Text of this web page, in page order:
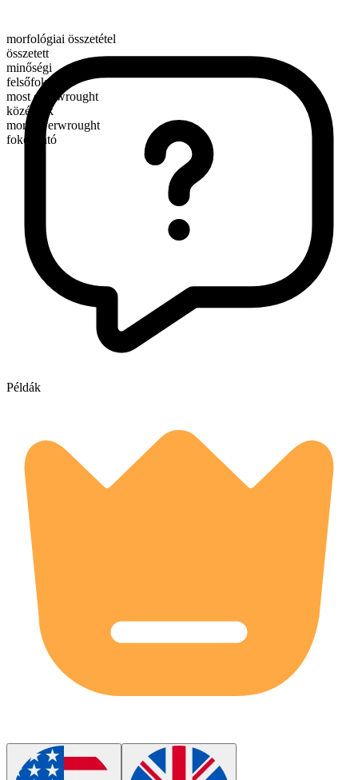
morfológiai összetétel
összetett
minőségi
felsőfok
most overwrought
középfok
more overwrought
fokozható
Példák